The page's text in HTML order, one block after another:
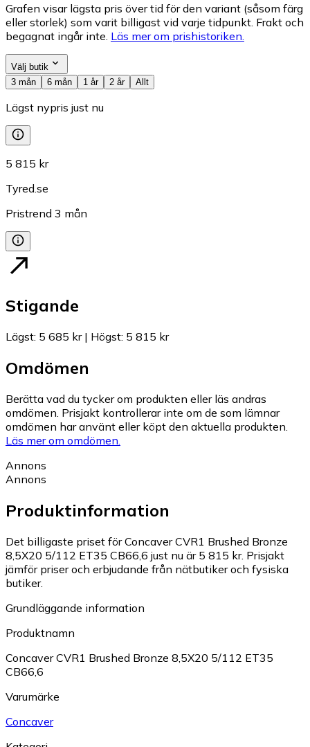
Grafen visar lägsta pris över tid för den variant (såsom färg
eller storlek) som varit billigast vid varje tidpunkt. Frakt och
begagnat ingår inte. Läs mer om prishistoriken.
Välj butik
3 mån
6 mån 1 år 2 år Allt
Lägst nypris just nu
5 815 kr
Tyred.se
Pristrend 3 mån
Stigande
Lägst: 5 685 kr| Högst: 5 815 kr
Omdömen
Berätta vad du tycker om produkten eller läs andras
omdömen. Prisjakt kontrollerar inte om de som lämnar
omdömen har använt eller köpt den aktuella produkten.
Läs mer om omdömen.
Annons
Annons
Produktinformation
Det billigaste priset för Concaver CVR1 Brushed Bronze
8,5X20 5/112 ET35 CB66,6 just nu är 5 815 kr. Prisjakt
jämför priser och erbjudande från nätbutiker och fysiska
butiker.
Grundläggande information
Produktnamn
Concaver CVR1 Brushed Bronze 8,5X20 5/112 ET35
CB66,6
Varumärke
Concaver